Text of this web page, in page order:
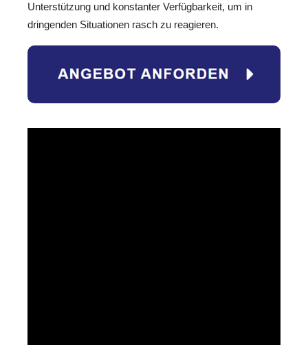
Unterstützung und konstanter Verfügbarkeit, um in
dringenden Situationen rasch zu reagieren.